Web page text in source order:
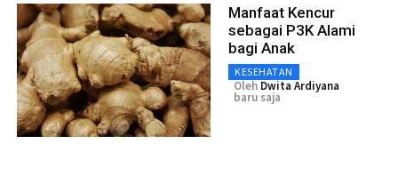
Manfaat Kencur
sebagai P3K Alami
bagi Anak
KESEHATAN
Oleh Dwita Ardiyana
baru saja